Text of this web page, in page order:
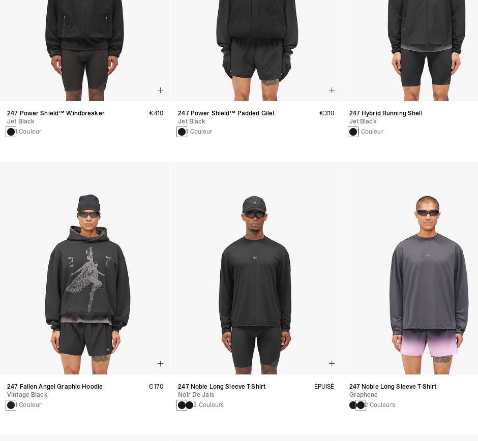
247 Power Shield™ Windbreaker
Jet Black
1 Couleur
€410
247 Power Shield™ Padded Gilet
Jet Black
1 Couleur
€310
247 Hybrid Running Shell
Jet Black
1 Couleur
247 Fallen Angel Graphic Hoodie
Vintage Black
1 Couleur
€170
247 Noble Long Sleeve T-Shirt
Noir De Jais
2 Couleurs
ÉPUISÉ
247 Noble Long Sleeve T-Shirt
Graphene
2 Couleurs